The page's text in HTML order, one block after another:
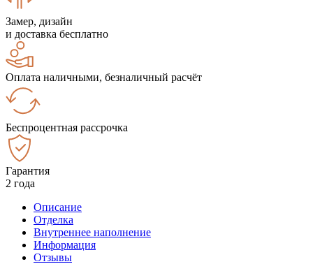
Замер, дизайн
и доставка бесплатно
Оплата наличными, безналичный расчёт
Беспроцентная рассрочка
Гарантия
2 года
Описание
Отделка
Внутреннее наполнение
Информация
Отзывы